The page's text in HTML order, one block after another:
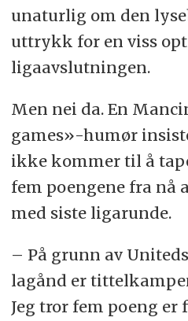
unaturlig om den
uttrykk for en viss
ligaavslutningen.
Men nei da. En
games»-humør
ikke kommer til å
fem poengene fra nå
med siste ligarunde.
– På grunn av
lagånd er
Jeg tror fem poeng er